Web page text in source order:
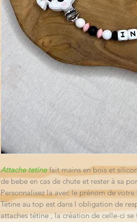
Attache tetinefait mains en bois et
de bebe en cas de chute et rester à sa
Personnalisez la avec le prénom de
Tétine au top est dans l obligation de
attaches tétine , la création de celle-ci